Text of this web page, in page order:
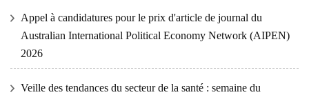
Appel à candidatures pour le prix d'article de journal du
Australian International Political Economy Network (AIPEN)
2026
Veille des tendances du secteur de la santé : semaine du